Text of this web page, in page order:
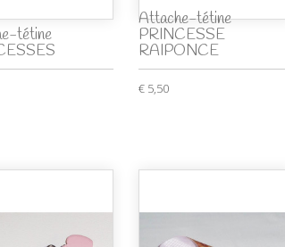
tétine
Attache-tétine
PRINCESSE
RAIPONCE
€ 5,50